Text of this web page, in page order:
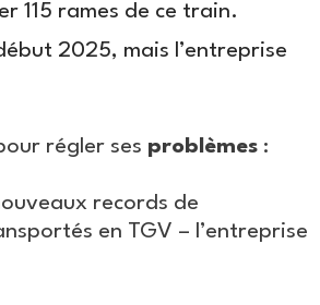
115 rames de ce train.
2025, mais l’entreprise
régler ses problèmes:
records de
en TGV – l’entreprise